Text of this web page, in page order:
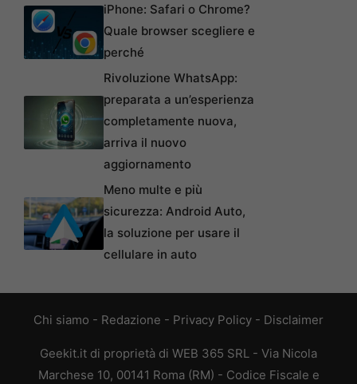
iPhone: Safari o Chrome?
Quale browser scegliere e
perché
Rivoluzione WhatsApp:
preparata a un’esperienza
completamente nuova,
arriva il nuovo
aggiornamento
Meno multe e più
sicurezza: Android Auto,
la soluzione per usare il
cellulare in auto
Chi siamo - Redazione - Privacy Policy - Disclaimer
Geekit.it di proprietà di WEB 365 SRL - Via Nicola
Marchese 10, 00141 Roma (RM) - Codice Fiscale e